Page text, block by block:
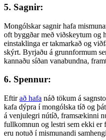
5. Sagnir:
Mongólskar sagnir hafa
oft byggðar með viðskeytum og
einstaklinga er takmarkað og
skýrt. Byrjaðu á grunnformum
kannaðu síðan vanabundna,
6. Spennur:
Eftirað hafa náð tökum á
kafa dýpra í mongólska tíð og
á venjulegri nútíð, framsækinni
fullkomnun og lestri sem ekki er
eru notuð í mismunandi